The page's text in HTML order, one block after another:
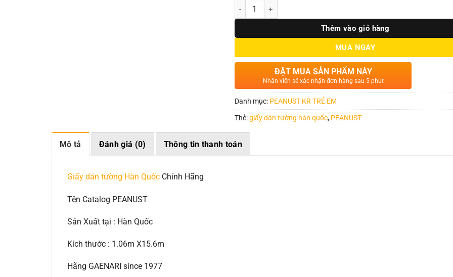
Số lượng
Thêm vào giỏ hàng
MUA NGAY
ĐẶT MUA SẢN PHẨM NÀY
Nhân viên sẽ xác nhận đơn hàng sau 5 phút
Danh mục: PEANUST KR TRẺ EM
Thẻ:giấy dán tường hàn quốc, PEANUST
Mô tả Đánh giá (0) Thông tin thanh toán
Giấy dán tường Hàn Quốc Chính Hãng
Tên Catalog PEANUST
Sản Xuất tại : Hàn Quốc
Kích thước : 1.06m X15.6m
Hãng GAENARI since 1977